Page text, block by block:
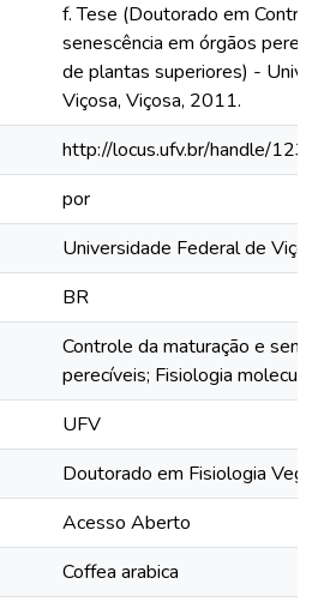
f. Tese (Doutorado em
senescência em órgãos
de plantas superiores) -
Viçosa, Viçosa, 2011.
http://locus.ufv.br/handle/
por
Universidade Federal de
BR
Controle da maturação e
perecíveis; Fisiologia
UFV
Doutorado em Fisiologia
Acesso Aberto
Coffea arabica